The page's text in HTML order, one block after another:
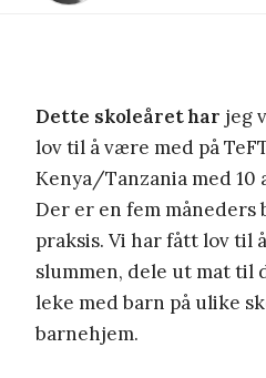
Dette skoleåret har jeg
lov til å være med på
Kenya/Tanzania med 10
Der er en fem måneders
praksis. Vi har fått lov til
slummen, dele ut mat til
leke med barn på ulike
barnehjem.